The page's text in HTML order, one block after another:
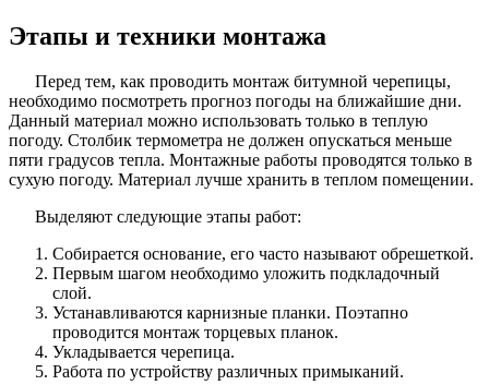
Этапы и техники монтажа
Перед тем, как проводить монтаж битумной черепицы,
необходимо посмотреть прогноз погоды на ближайшие дни.
Данный материал можно использовать только в теплую
погоду. Столбик термометра не должен опускаться меньше
пяти градусов тепла. Монтажные работы проводятся только в
сухую погоду. Материал лучше хранить в теплом помещении.
Выделяют следующие этапы работ:
Собирается основание, его часто называют обрешеткой.
Первым шагом необходимо уложить подкладочный
слой.
Устанавливаются карнизные планки. Поэтапно
проводится монтаж торцевых планок.
Укладывается черепица.
Работа по устройству различных примыканий.